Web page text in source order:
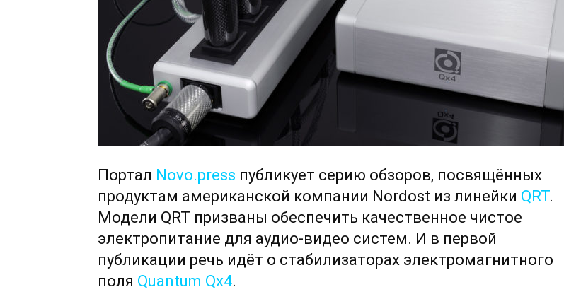
Портал Novo.press публикует серию обзоров, посвящённых
продуктам американской компании Nordost из линейки QRT.
Модели QRT призваны обеспечить качественное чистое
электропитание для аудио-видео систем. И в первой
публикации речь идёт о стабилизаторах электромагнитного
поля Quantum Qx4.